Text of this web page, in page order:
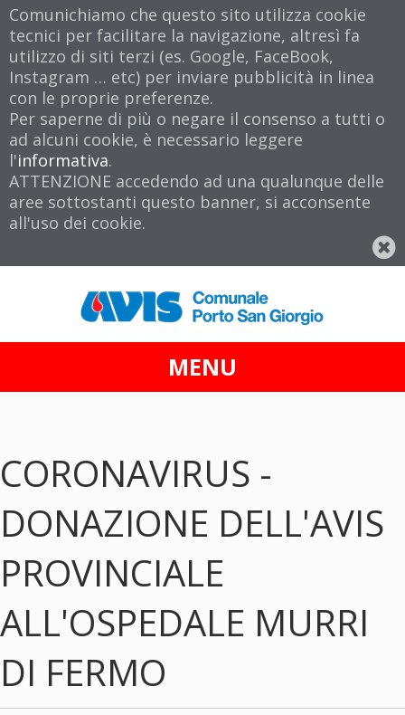
Comunichiamo che questo sito utilizza cookie
tecnici per facilitare la navigazione, altresì fa
utilizzo di siti terzi (es. Google, FaceBook,
Instagram … etc) per inviare pubblicità in linea
con le proprie preferenze.
Per saperne di più o negare il consenso a tutti o
ad alcuni cookie, è necessario leggere
l'informativa.
ATTENZIONE accedendo ad una qualunque delle
aree sottostanti questo banner, si acconsente
all'uso dei cookie.
MENU
CORONAVIRUS -
DONAZIONE DELL'AVIS
PROVINCIALE
ALL'OSPEDALE MURRI
DI FERMO